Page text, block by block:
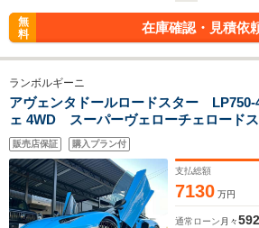
無
料
在庫確認・見積依
ランボルギーニ
アヴェンタドールロードスター LP750-
ェ 4WD スーパーヴェローチェロード
車 屋内保管 世界限定500台 1de500
ゾースト 可変バルブ付き センターロ
パー 新車取説 保証書 スペアキー有り
販売店保証 購入プラン付
支払総額
7130 万円
通常ローン 月々